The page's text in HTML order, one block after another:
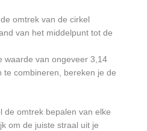
omtrek van de cirkel
van het middelpunt tot de
waarde van ongeveer 3,14
te combineren, bereken je de
de omtrek bepalen van elke
om de juiste straal uit je